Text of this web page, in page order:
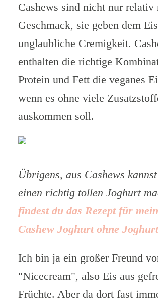
Cashews sind nicht nur relativ
Geschmack, sie geben dem
unglaubliche Cremigkeit.
enthalten die richtige
Protein und Fett die veganes
wenn es ohne viele
auskommen soll.
Übrigens, aus Cashews
einen richtig tollen Joghurt
findest du das Rezept für
Cashew Joghurt ohne
Ich bin ja ein großer Freund
"Nicecream", also Eis aus
Früchte. Aber da dort fast